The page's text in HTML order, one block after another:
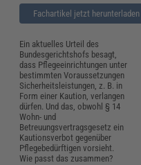
Fachartikel jetzt herunterladen
Ein aktuelles Urteil des
Bundesgerichtshofs besagt,
dass Pflegeeinrichtungen unter
bestimmten Voraussetzungen
Sicherheitsleistungen, z. B. in
Form einer Kaution, verlangen
dürfen. Und das, obwohl § 14
Wohn- und
Betreuungsvertragsgesetz ein
Kautionsverbot gegenüber
Pflegebedürftigen vorsieht.
Wie passt das zusammen?